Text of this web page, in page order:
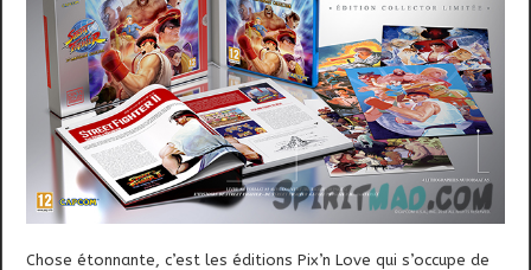
Chose étonnante, c’est les éditions Pix’n Love qui s’occupe de